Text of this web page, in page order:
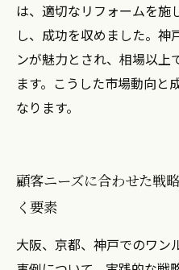
は、適切なリフォームを施
し、成功を収めました。神
ンが魅力とされ、相場以上
ます。こうした市場動向と
なります。
顧客ニーズに合わせた戦
く要素
大阪、京都、神戸でのワン